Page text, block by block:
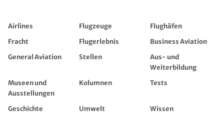
Airlines Flugzeuge
Flughäfen
Fracht
Flugerlebnis
Business Aviation
General Aviation
Stellen
Aus- und
Weiterbildung
Museen und
Ausstellungen
Kolumnen Tests
Geschichte Umwelt
Wissen